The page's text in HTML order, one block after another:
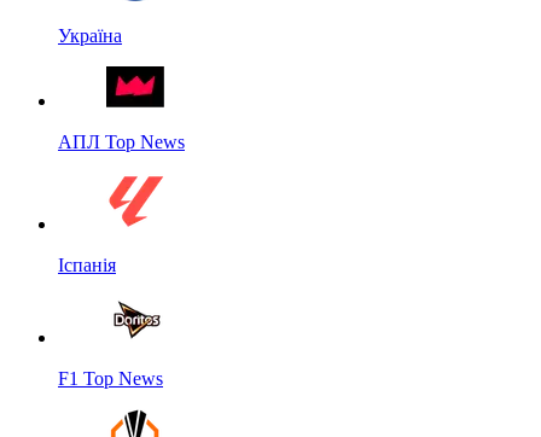
Україна
АПЛ Top News
Іспанія
F1 Top News